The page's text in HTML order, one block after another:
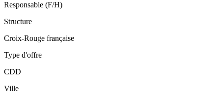
Responsable (F/H)
Structure
Croix-Rouge française
Type d'offre
CDD
Ville